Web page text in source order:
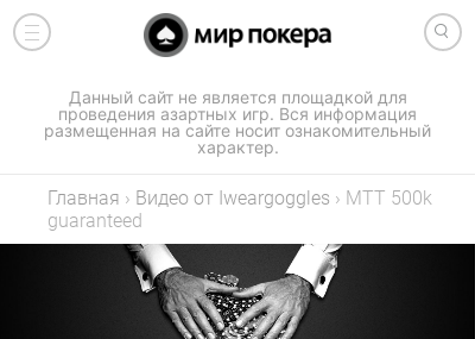
Данный сайт не является площадкой для
проведения азартных игр. Вся информация
размещенная на сайте носит ознакомительный
характер.
Главная › Видео от Iweargoggles › MTT 500k
guaranteed